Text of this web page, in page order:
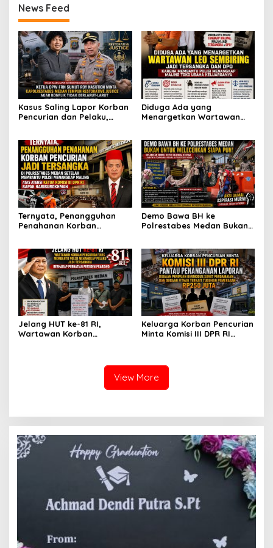
News Feed
Kasus Saling Lapor Korban
Pencurian dan Pelaku,
Kapolrestabes Medan
Tempuh Restorative Justice
agar Konflik Tak Berlarut-
larut
Diduga Ada yang
Menargetkan Wartawan
Membantu Polisi
Menangkap Maling di Toko
Usaha Keluarganya
Ternyata, Penangguhan
Penahanan Korban
Setelah Membantu Polisi
Menangkap Maling Atas
Atensi Ketua Komisi III DPR
RI Bapak Habiburokhman
Demo Bawa BH ke
Polrestabes Medan Bukan
dan Rasa Kecewa
Lambatnya Penanganan
Pekara di Polrestabes
Medan
Jelang HUT ke-81 RI,
Wartawan Korban
Keluarga Korban Pencurian
Minta Komisi III DPR RI
Perdamaian dan Dugaan
Fitnah Terkait Tuduhan
Pemerasan Rp250 Juta
View More